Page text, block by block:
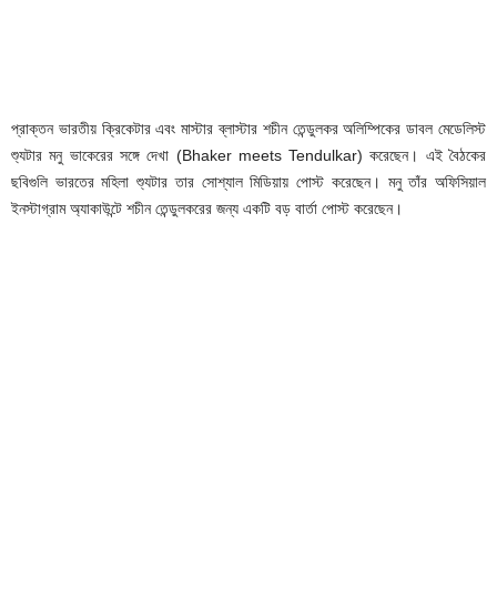
প্রাক্তন ভারতীয় ক্রিকেটার এবং মাস্টার ব্লাস্টার শচীন তেন্ডুলকর অলিম্পিকের ডাবল মেডেলিস্ট
শ্যুটার মনু ভাকেরের সঙ্গে দেখা (Bhaker meets Tendulkar) করেছেন। এই বৈঠকের
ছবিগুলি ভারতের মহিলা শ্যুটার তার সোশ্যাল মিডিয়ায় পোস্ট করেছেন। মনু তাঁর অফিসিয়াল
ইনস্টাগ্রাম অ্যাকাউন্টে শচীন তেন্ডুলকরের জন্য একটি বড় বার্তা পোস্ট করেছেন।